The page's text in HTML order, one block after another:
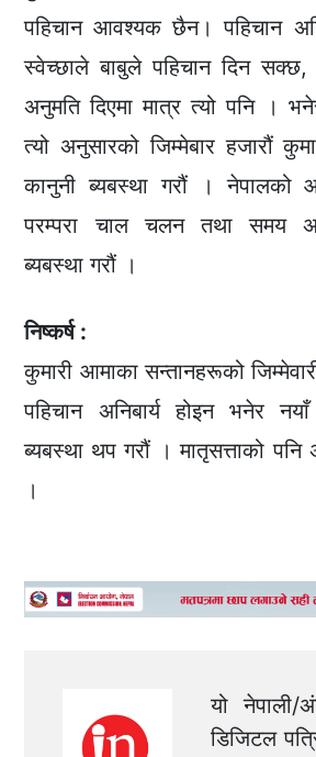
पहिचान आवश्यक छैन। पहिचान
स्वेच्छाले बाबुले पहिचान दिन
अनुमति दिएमा मात्र त्यो पनि ।
त्यो अनुसारको जिम्मेबार हजारौं
कानुनी ब्यबस्था गरौं ।
परम्परा चाल चलन तथा समय
ब्यबस्था गरौं ।
निष्कर्ष :
कुमारी आमाका सन्तानहरूको
पहिचान अनिबार्य होइन भनेर
ब्यबस्था थप गरौं । मातृसत्ताको
।
यो नेपाली/
डिजिटल